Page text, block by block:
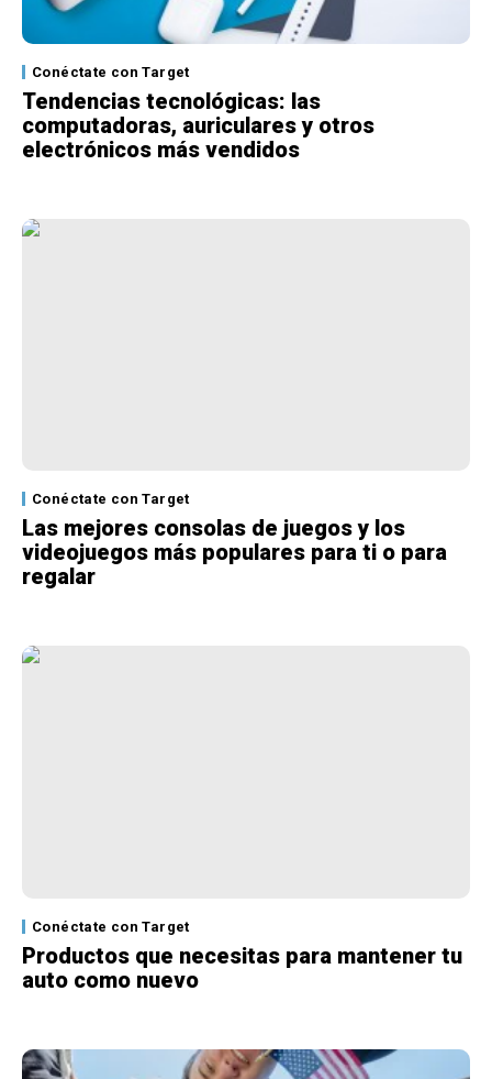
Conéctate con Target
Tendencias tecnológicas: las
computadoras, auriculares y otros
electrónicos más vendidos
Conéctate con Target
Las mejores consolas de juegos y los
videojuegos más populares para ti o para
regalar
Conéctate con Target
Productos que necesitas para mantener tu
auto como nuevo